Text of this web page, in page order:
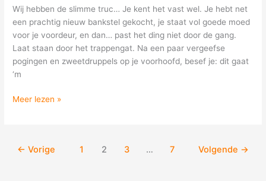
Wij hebben de slimme truc… Je kent het vast wel. Je hebt net
een prachtig nieuw bankstel gekocht, je staat vol goede moed
voor je voordeur, en dan… past het ding niet door de gang.
Laat staan door het trappengat. Na een paar vergeefse
pogingen en zweetdruppels op je voorhoofd, besef je: dit gaat
‘m
voor
het
trappengat?
Meer lezen »
← Vorige 1 2 3 … 7 Volgende →